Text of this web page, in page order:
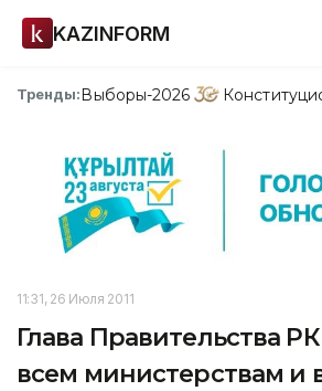
KAZINFORM
Тренды:Выборы-2026
11:31, 26 Июля 2011
Глава Правительства
всем министерствам и